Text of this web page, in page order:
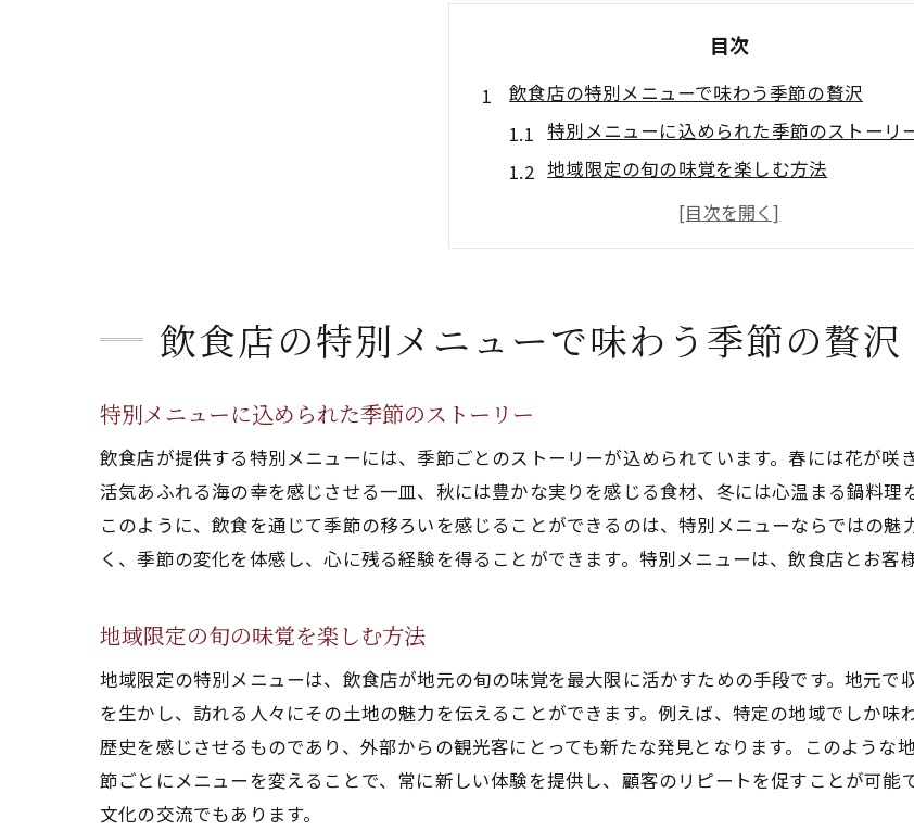
目次
飲食店の特別メニューで味わう季節の贅沢
特別メニューに込められた季節のストーリ
地域限定の旬の味覚を楽しむ方法
飲食店の特別メニューが提供する新しい価値
季節ごとの特別メニューの選び方のポイン
特別メニューでしか味わえない季節の贅沢
地元の食材を活かした飲食店の季節感あふれる
飲食店が提供する地産地消の特別メニュー
地元食材が紡ぐ季節の物語
飲食店が提案する地元の味を引き立てるメ
心に残る季節の特別メニュー体験
飲食店の特別メニューがもたらす感動
季節ごとのメニューが紡ぐ心温まる瞬間
飲食店の特別メニューで味わう季節の贅沢
特別メニューに込められた季節のストーリー
飲食店が提供する特別メニューには、季節ごとのストーリーが込められています。春には花が
活気あふれる海の幸を感じさせる一皿、秋には豊かな実りを感じる食材、冬には心温まる鍋料理
このように、飲食を通じて季節の移ろいを感じることができるのは、特別メニューならではの
く、季節の変化を体感し、心に残る経験を得ることができます。特別メニューは、飲食店とお客
地域限定の旬の味覚を楽しむ方法
地域限定の特別メニューは、飲食店が地元の旬の味覚を最大限に活かすための手段です。地元
を生かし、訪れる人々にその土地の魅力を伝えることができます。例えば、特定の地域でしか
歴史を感じさせるものであり、外部からの観光客にとっても新たな発見となります。このような
節ごとにメニューを変えることで、常に新しい体験を提供し、顧客のリピートを促すことが可
文化の交流でもあります。